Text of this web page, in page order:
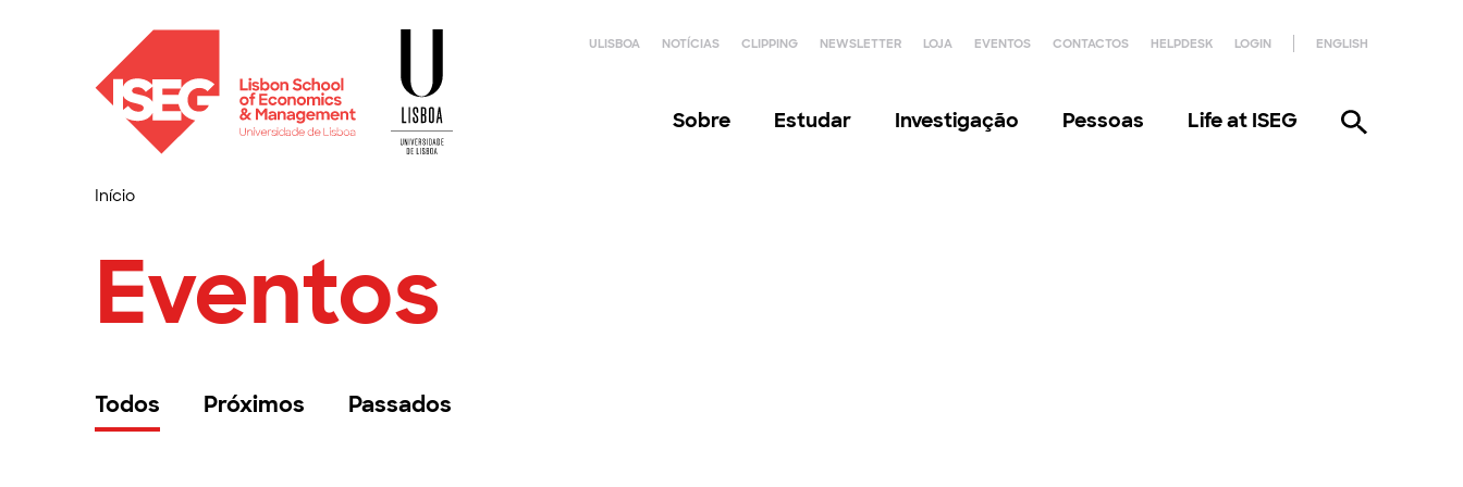
ULISBOA NOTÍCIAS CLIPPING NEWSLETTER LOJA EVENTOS CONTACTOS HELPDESK LOGIN ENGLISH
Sobre Estudar Investigação Pessoas Life at ISEG
Início
Eventos
Todos Próximos Passados